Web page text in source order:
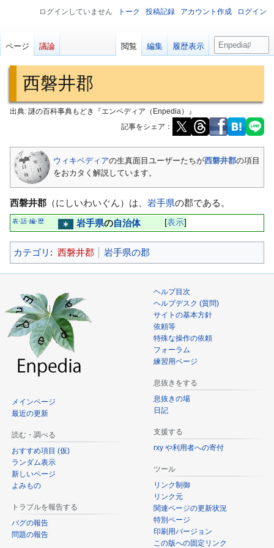
西磐井郡
出典: 謎の百科事典もどき『エンペディア（Enpedia）』
記事をシェア：
ビ
ー
シ
ョ
ン
に
索
移
動
ウィキペディアの生真面目ユーザーたちが西磐井郡の項目
をおカタく解説しています。
西磐井郡 （にしいわいぐん）は、 岩手県の郡である。
表示
表･話･編･歴 岩手県の自治体
カテゴリ : 西磐井郡 岩手県の郡
ログインしていません トーク 投稿記録 アカウント作成 ログイン
ページ 議論 閲覧 編集 履歴表示
検
索
メインページ
最近の更新
読む・調べる
おすすめ項目 (仮)
ランダム表示
新しいページ
よみもの
トラブルを報告する
バグの報告
問題の報告
ヘルプ目次
ヘルプデスク (質問)
サイトの基本方針
依頼等
特殊な操作の依頼
フォーラム
練習用ページ
息抜きをする
息抜きの場
日記
支援する
rxy や利用者への寄付
ツール
リンク制御
リンク元
関連ページの更新状況
特別ページ
印刷用バージョン
この版への固定リンク